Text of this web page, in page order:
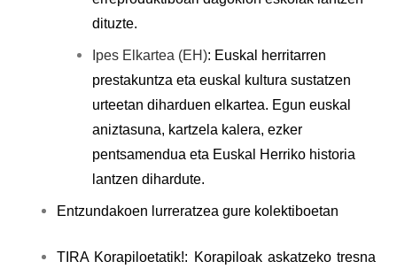
dituzte.
Ipes Elkartea (EH): Euskal herritarren
prestakuntza eta euskal kultura sustatzen
urteetan diharduen elkartea. Egun euskal
aniztasuna, kartzela kalera, ezker
pentsamendua eta Euskal Herriko historia
lantzen dihardute.
Entzundakoen lurreratzea gure kolektiboetan
TIRA Korapiloetatik!: Korapiloak askatzeko tresna